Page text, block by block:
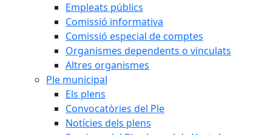
Empleats públics
Comissió informativa
Comissió especial de comptes
Organismes dependents o vinculats
Altres organismes
Ple municipal
Els plens
Convocatòries del Ple
Notícies dels plens